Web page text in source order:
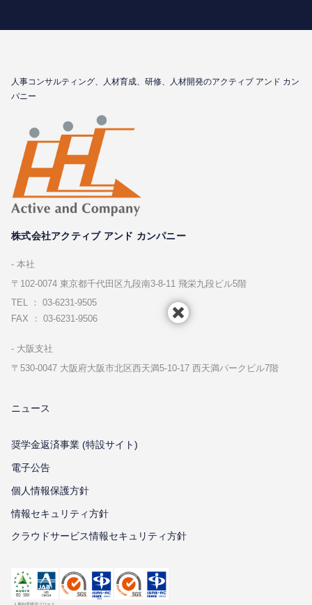
⼈事コンサルティング、⼈材育成、研修、⼈材開発のアクティブ アンド カン
パニー
株式会社アクティブ アンド カンパニー
本社
〒102-0074 東京都千代⽥区九段南3-8-11 飛栄九段ビル5階
TEL ： 03-6231-9505
FAX ： 03-6231-9506
⼤阪⽀社
〒530-0047 ⼤阪府⼤阪市北区⻄天満5-10-17 ⻄天満パークビル7階
ニュース
奨学金返済事業 (特設サイト)
電子公告
個⼈情報保護⽅針
情報セキュリティ⽅針
クラウドサービス情報セキュリティ方針